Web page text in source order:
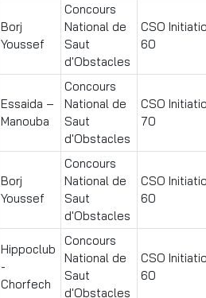
Borj
Youssef
Concours
National de
Saut
d'Obstacles
CSO
60
Essaida –
Manouba
Concours
National de
Saut
d'Obstacles
CSO
70
Borj
Youssef
Concours
National de
Saut
d'Obstacles
CSO
60
Hippoclub
-
Chorfech
Concours
National de
Saut
d'Obstacles
CSO
60